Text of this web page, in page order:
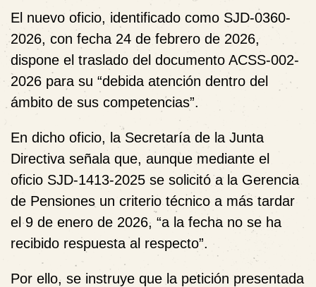
El nuevo oficio, identificado como SJD-0360-
2026, con fecha 24 de febrero de 2026,
dispone el traslado del documento ACSS-002-
2026 para su “debida atención dentro del
ámbito de sus competencias”.
En dicho oficio, la Secretaría de la Junta
Directiva señala que, aunque mediante el
oficio SJD-1413-2025 se solicitó a la Gerencia
de Pensiones un criterio técnico a más tardar
el 9 de enero de 2026, “a la fecha no se ha
recibido respuesta al respecto”.
Por ello, se instruye que la petición presentada